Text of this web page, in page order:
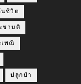
นชีวิต
ชามติ
เพณี
ปลูกป่า